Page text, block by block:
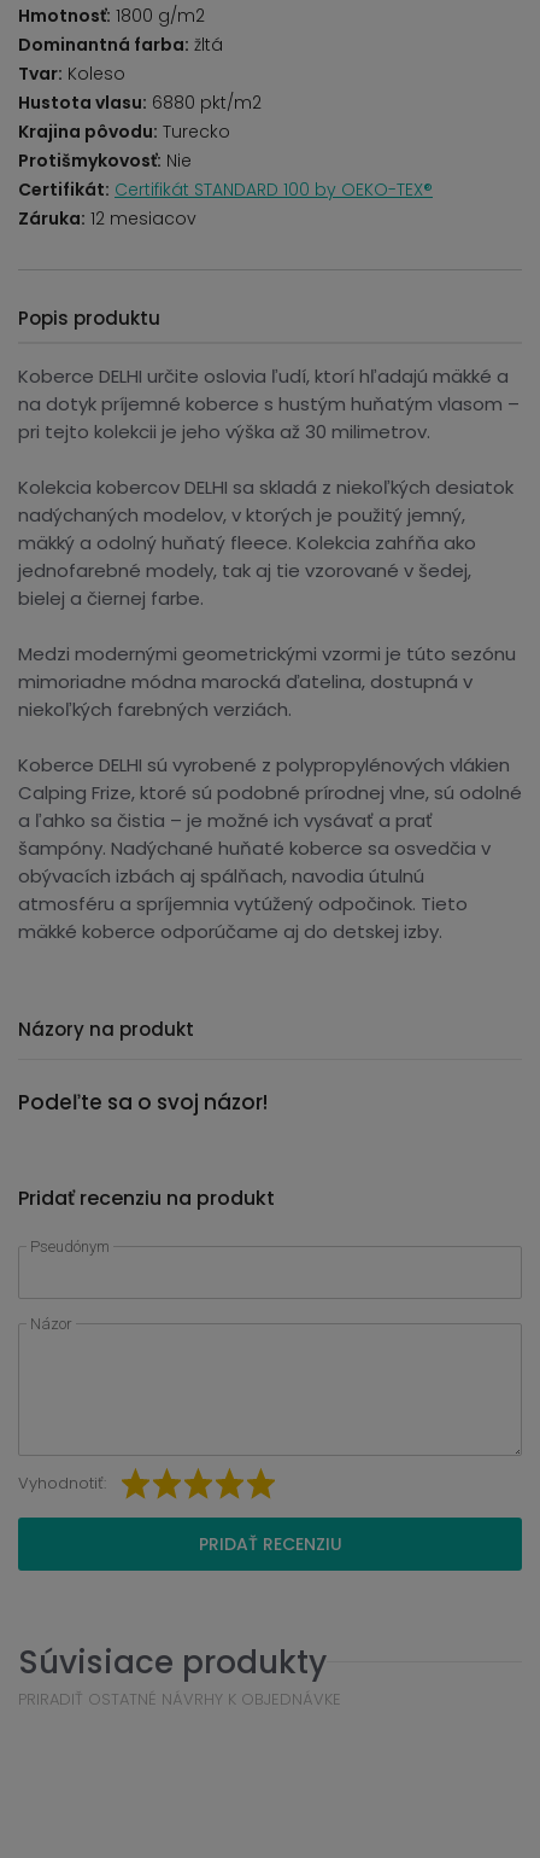
Hmotnosť: 1800 g/m2
Dominantná farba: žltá
Tvar: Koleso
Hustota vlasu: 6880 pkt/m2
Krajina pôvodu: Turecko
Protišmykovosť: Nie
Certifikát: Certifikát STANDARD 100 by OEKO-TEX®
Záruka: 12 mesiacov
Popis produktu
Koberce DELHI určite oslovia ľudí, ktorí hľadajú mäkké a
na dotyk príjemné koberce s hustým huňatým vlasom –
pri tejto kolekcii je jeho výška až 30 milimetrov.
Kolekcia kobercov DELHI sa skladá z niekoľkých desiatok
nadýchaných modelov, v ktorých je použitý jemný,
mäkký a odolný huňatý fleece. Kolekcia zahŕňa ako
jednofarebné modely, tak aj tie vzorované v šedej,
bielej a čiernej farbe.
Medzi modernými geometrickými vzormi je túto sezónu
mimoriadne módna marocká ďatelina, dostupná v
niekoľkých farebných verziách.
Koberce DELHI sú vyrobené z polypropylénových vlákien
Calping Frize, ktoré sú podobné prírodnej vlne, sú odolné
a ľahko sa čistia – je možné ich vysávať a prať
šampóny. Nadýchané huňaté koberce sa osvedčia v
obývacích izbách aj spálňach, navodia útulnú
atmosféru a spríjemnia vytúžený odpočinok. Tieto
mäkké koberce odporúčame aj do detskej izby.
Názory na produkt
Podeľte sa o svoj názor!
Pridať recenziu na produkt
Pseudónym
Názor
Vyhodnotiť:
PRIDAŤ RECENZIU
Súvisiace produkty
PRIRADIŤ OSTATNÉ NÁVRHY K OBJEDNÁVKE